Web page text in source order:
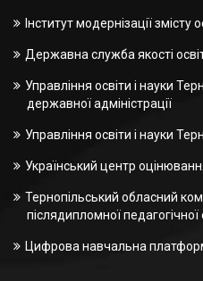
Інститут модернізації змісту
Державна служба якості
Управління освіти і науки
державної адміністрації
Управління освіти і науки
Український центр
Тернопільський обласний
післядипломної педагогічної
Цифрова навчальна